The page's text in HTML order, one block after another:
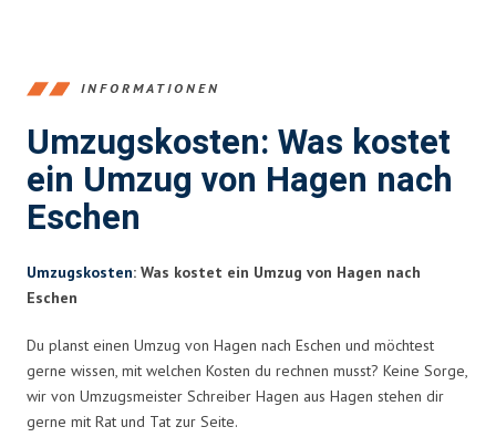
INFORMATIONEN
Umzugskosten: Was kostet
ein Umzug von Hagen nach
Eschen
Umzugskosten: Was kostet ein Umzug von Hagen nach
Eschen
Du planst einen Umzug von Hagen nach Eschen und möchtest
gerne wissen, mit welchen Kosten du rechnen musst? Keine Sorge,
wir von Umzugsmeister Schreiber Hagen aus Hagen stehen dir
gerne mit Rat und Tat zur Seite.